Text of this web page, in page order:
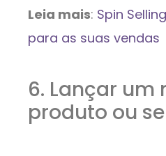
Leia mais: Spin
para as suas vendas
6. Lançar um
produto ou